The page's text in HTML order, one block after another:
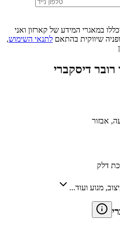
במאגרי המידע של קארזון ואני
שיווקית בהתאם לתנאי השימוש,
רובר דיסקברי
אבזור
דלק
מנוע ועוד...